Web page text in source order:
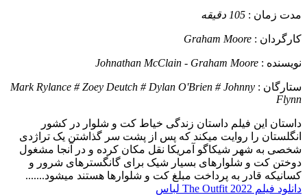
مدت زمان : 105 دقیقه
کارگردان : Graham Moore
نویسنده : Johnathan McClain - Graham Moore
ستارگان : Mark Rylance # Zoey Deutch # Dylan O'Brien # Johnny
Flynn
داستان این فیلم داستان زندگی خیاط کت و شلوار در کشور
انگلستان را روایت میکند که پس از پشت سر گذاشتن یک تراژدی
شخصی به شهر شیکاگو آمریکا نقل مکان کرده و در آنجا مشغول
دوختن کت و شلوارهای بسیار شیک برای گانگسترهای شرور و
کسانیکه قادر به پرداخت مبلغ کت و شلوارها هستند میشود.......
دانلود فیلم The Outfit 2022 لباس